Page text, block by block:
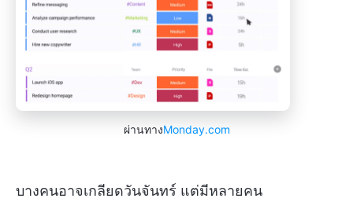
ผ่านทางMonday.com
บางคนอาจเกลียดวันจันทร์ แต่มีหลายคน